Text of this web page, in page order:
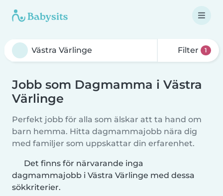
Filter 1
Jobb som Dagmamma i Västra
Värlinge
Perfekt jobb för alla som älskar att ta hand om
barn hemma. Hitta dagmammajobb nära dig
med familjer som uppskattar din erfarenhet.
Det finns för närvarande inga
dagmammajobb i Västra Värlinge med dessa
sökkriterier.